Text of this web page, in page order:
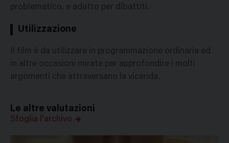
problematico, e adatto per dibattiti.
Utilizzazione
Il film è da utilizzare in programmazione ordinaria ed
in altre occasioni mirate per approfondire i molti
argomenti che attraversano la vicenda.
Le altre valutazioni
Sfoglia l'archivo